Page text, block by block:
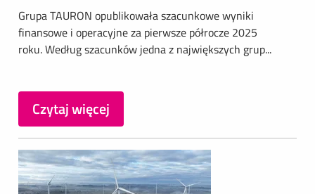
Grupa TAURON opublikowała szacunkowe wyniki
finansowe i operacyjne za pierwsze półrocze 2025
roku. Według szacunków jedna z największych grup...
Czytaj więcej